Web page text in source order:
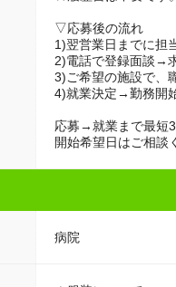
▽応募後の流れ
1)翌営業日までに担
2)電話で登録面談→
3)ご希望の施設で、
4)就業決定→勤務開
応募→就業まで最短3
開始希望日はご相談
病院